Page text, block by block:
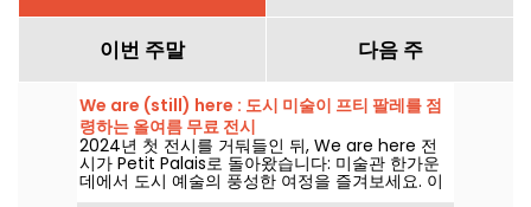
이번 주말 다음 주
We are (still) here : 도시 미술이 프티 팔레를 점
령하는 올여름 무료 전시
2024년 첫 전시를 거둬들인 뒤, We are here 전
시가 Petit Palais로 돌아왔습니다: 미술관 한가운
데에서 도시 예술의 풍성한 여정을 즐겨보세요. 이
전시는 2026년 6월 20일부터 9월 20일까지 무료